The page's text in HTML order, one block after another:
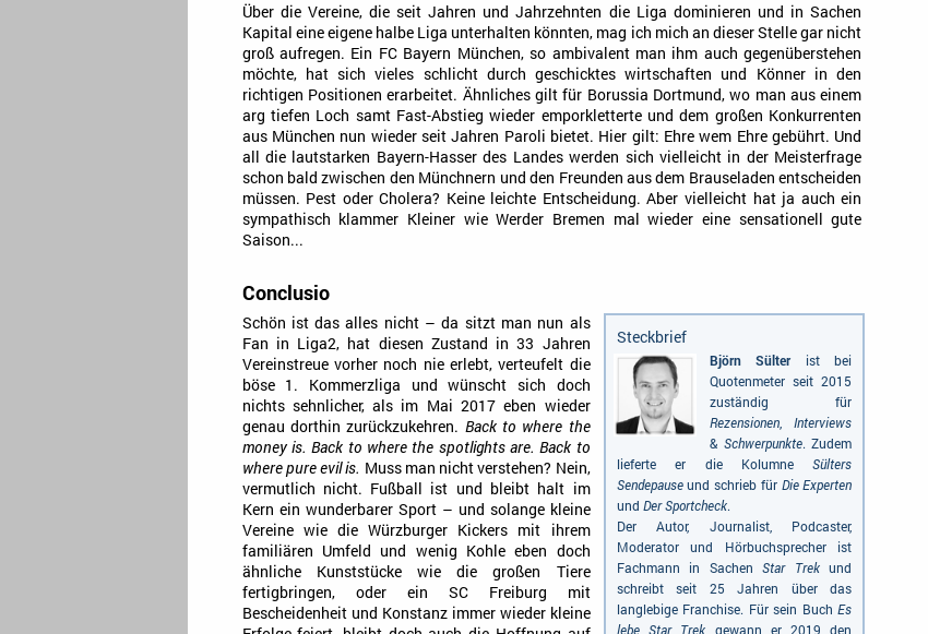
Über die Vereine, die seit Jahren und Jahrzehnten die Liga dominieren und in Sachen
Kapital eine eigene halbe Liga unterhalten könnten, mag ich mich an dieser Stelle gar nicht
groß aufregen. Ein FC Bayern München, so ambivalent man ihm auch gegenüberstehen
möchte, hat sich vieles schlicht durch geschicktes wirtschaften und Könner in den
richtigen Positionen erarbeitet. Ähnliches gilt für Borussia Dortmund, wo man aus einem
arg tiefen Loch samt Fast-Abstieg wieder emporkletterte und dem großen Konkurrenten
aus München nun wieder seit Jahren Paroli bietet. Hier gilt: Ehre wem Ehre gebührt. Und
all die lautstarken Bayern-Hasser des Landes werden sich vielleicht in der Meisterfrage
schon bald zwischen den Münchnern und den Freunden aus dem Brauseladen entscheiden
müssen. Pest oder Cholera? Keine leichte Entscheidung. Aber vielleicht hat ja auch ein
sympathisch klammer Kleiner wie Werder Bremen mal wieder eine sensationell gute
Saison...
Conclusio
Steckbrief
Björn Sülterist bei
Quotenmeter seit 2015
zuständig für
Rezensionen,Interviews
& Schwerpunkte. Zudem
lieferte er die KolumneSülters
Sendepauseund schrieb für Die Experten
und Der Sportcheck.
Der Autor, Journalist, Podcaster,
Moderator und Hörbuchsprecher ist
Fachmann in SachenStar Trekund
schreibt seit 25 Jahren über das
langlebige Franchise. Für sein BuchEs
lebe Star Trek gewann er 2019 den
Schön ist das alles nicht – da sitzt man nun als
Fan in Liga2, hat diesen Zustand in 33 Jahren
Vereinstreue vorher noch nie erlebt, verteufelt die
böse 1. Kommerzliga und wünscht sich doch
nichts sehnlicher, als im Mai 2017 eben wieder
genau dorthin zurückzukehren. Back to where the
money is. Back to where the spotlights are. Back to
where pure evil is. Muss man nicht verstehen? Nein,
vermutlich nicht. Fußball ist und bleibt halt im
Kern ein wunderbarer Sport – und solange kleine
Vereine wie die Würzburger Kickers mit ihrem
familiären Umfeld und wenig Kohle eben doch
ähnliche Kunststücke wie die großen Tiere
fertigbringen, oder ein SC Freiburg mit
Bescheidenheit und Konstanz immer wieder kleine
Pflichtpraktikant (w/m/d) Redaktion
Endemol Shine Group Germany GmbH
Köln
Werkstudent AIDAradio - Marketing (m/w/d)
AIDA Entertainment
Hamburg
Stage Operator / Fachkraft für
Veranstaltungstechnik (m/w/d) -
Schwerpunkt Bühne